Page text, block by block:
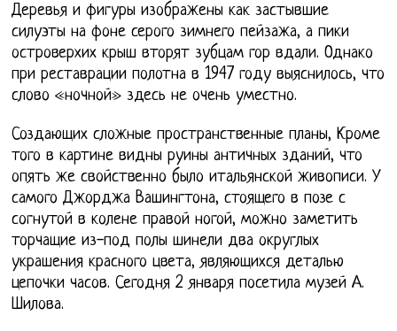
Деревья и фигуры изображены как застывшие
силуэты на фоне серого зимнего пейзажа, а пики
островерхих крыш вторят зубцам гор вдали. Однако
при реставрации полотна в 1947 году выяснилось, что
слово «ночной» здесь не очень уместно.
Создающих сложные пространственные планы, Кроме
того в картине видны руины античных зданий, что
опять же свойственно было итальянской живописи. У
самого Джорджа Вашингтона, стоящего в позе с
согнутой в колене правой ногой, можно заметить
торчащие из-под полы шинели два округлых
украшения красного цвета, являющихся деталью
цепочки часов. Сегодня 2 января посетила музей А.
Шилова.